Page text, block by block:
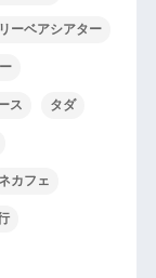
ーベアシアター
ス タダ
ネカフェ